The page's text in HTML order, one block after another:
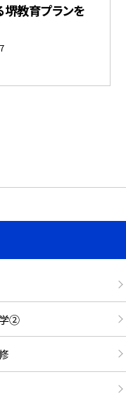
教育プランを
学②